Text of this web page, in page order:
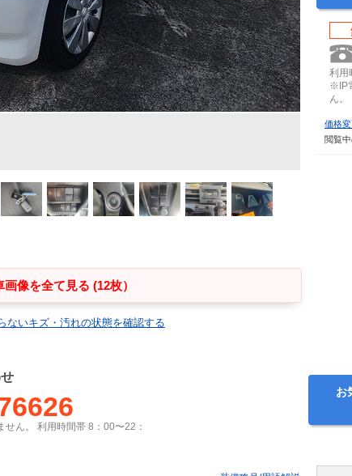
画像を全て見る (12枚）
ないキズ・汚れの状態を確認する
利用
※IP
ん。
価格
閲覧
ん。 利用時間帯 8：00〜22：
お